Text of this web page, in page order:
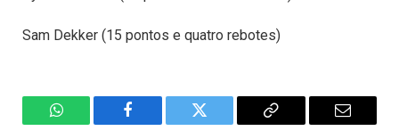
Sam Dekker (15 pontos e quatro rebotes)
WhatsAppFacebook Twitter
Copiar
E-